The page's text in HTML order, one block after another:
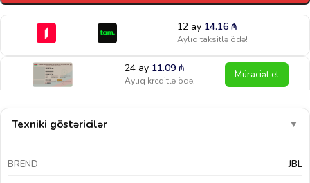
12 ay 14.16 ₼
Aylıq taksitlə ödə!
24 ay 11.09₼
Aylıq kreditlə ödə! Müraciət et
Texniki göstəricilər ▼
BREND JBL